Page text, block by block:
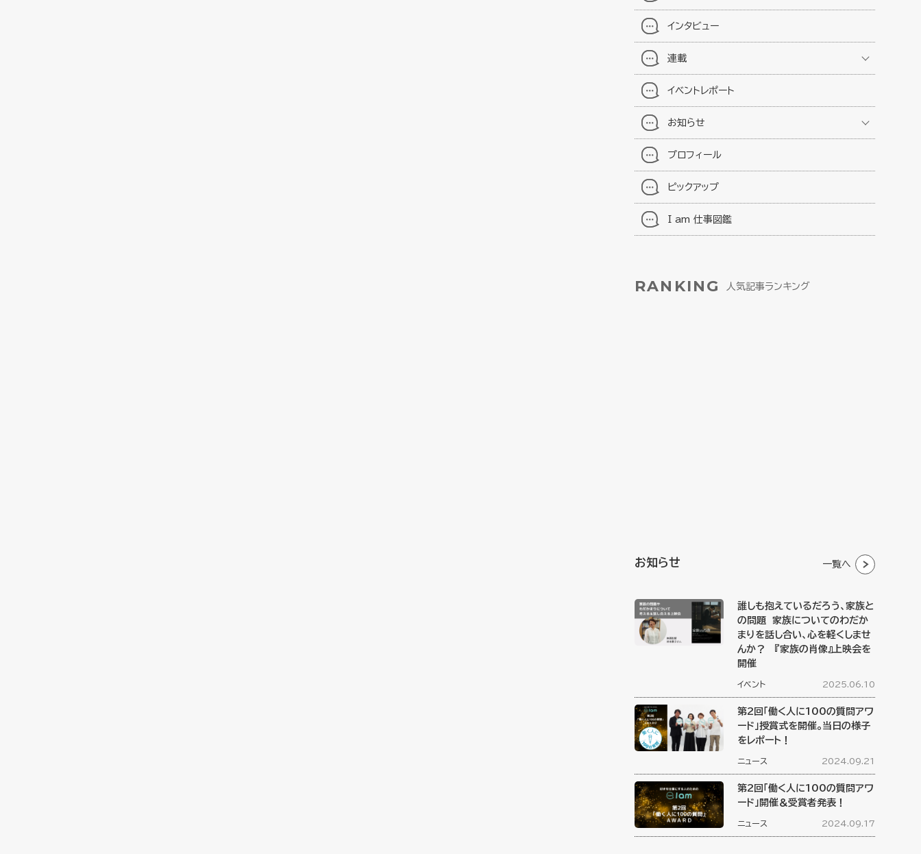
インタビュー
連載
イベントレポート
お知らせ
プロフィール
ピックアップ
I am 仕事図鑑
RANKING 人気記事ランキング
お知らせ 一覧へ
誰しも抱えているだろう、家族と
の問題 家族についてのわだか
まりを話し合い、心を軽くしませ
んか？ 『家族の肖像』上映会を
開催
イベント 2025.06.10
第2回「働く人に100の質問アワ
ード」授賞式を開催。当日の様子
をレポート！
ニュース 2024.09.21
第2回「働く人に100の質問アワ
ード」開催＆受賞者発表！
ニュース 2024.09.17